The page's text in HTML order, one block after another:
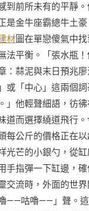
到前所未有的平靜
是金牛座霸總牛土
材圖在單戀傻氣中
法平衡。「張水瓶
：蒜泥與末日預兆
或「中心」這兩個
」他輕聲細語，彷
道而選擇繞道飛行
每公斤的價格正在
光芒的小銀勺，從
手指彈一下缸邊，
交流時，外面的世
——咕嚕——」聲。